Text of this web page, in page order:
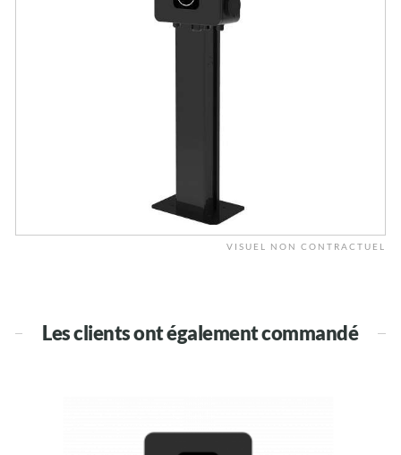
VISUEL NON CONTRACTUEL
Les clients ont également commandé